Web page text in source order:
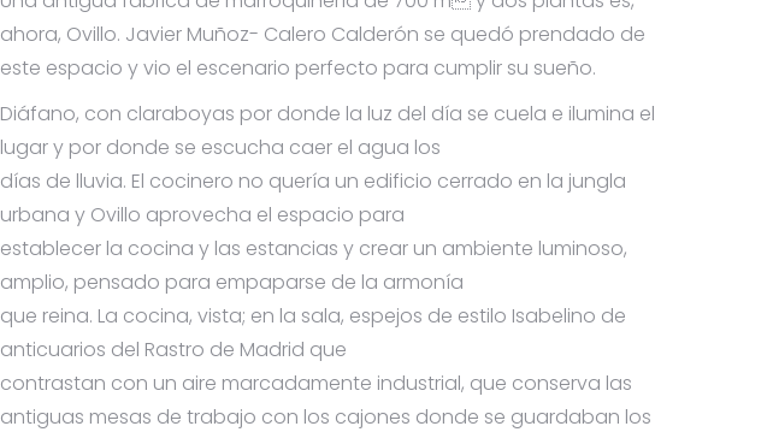
ahora, Ovillo. Javier Muñoz- Calero Calderón se quedó prendado de
este espacio y vio el escenario perfecto para cumplir su sueño.
Diáfano, con claraboyas por donde la luz del día se cuela e ilumina el
lugar y por donde se escucha caer el agua los
días de lluvia. El cocinero no quería un edificio cerrado en la jungla
urbana y Ovillo aprovecha el espacio para
establecer la cocina y las estancias y crear un ambiente luminoso,
amplio, pensado para empaparse de la armonía
que reina. La cocina, vista; en la sala, espejos de estilo Isabelino de
anticuarios del Rastro de Madrid que
contrastan con un aire marcadamente industrial, que conserva las
antiguas mesas de trabajo con los cajones donde se guardaban los